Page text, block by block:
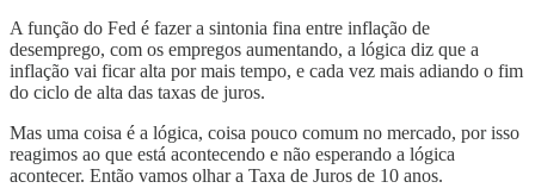
A função do Fed é fazer a sintonia fina entre inflação de
desemprego, com os empregos aumentando, a lógica diz que a
inflação vai ficar alta por mais tempo, e cada vez mais adiando o fim
do ciclo de alta das taxas de juros.
Mas uma coisa é a lógica, coisa pouco comum no mercado, por isso
reagimos ao que está acontecendo e não esperando a lógica
acontecer. Então vamos olhar a Taxa de Juros de 10 anos.